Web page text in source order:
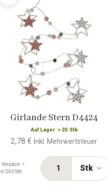
Girlande Stern D4424
Auf Lager: > 20 Stk
2,78 € Inkl. Mehrwertsteuer
Stk
Verpack. =
240 Stk